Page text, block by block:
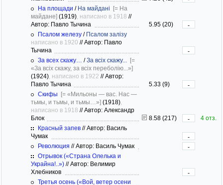
На площади / На майдані [= На
майдане] (1919) , написано в 1918 //
Автор: Павло Тычина
5.95 (20)
-
Псалом железу / Псалом залізу
написано в 1920 //Автор: Павло
Тычина
-
За всех скажу…
/За всіх скажу...
[=
«За всіх скажу, за всіх переболію...»]
(1924) , написано в 1922 //Автор:
Павло Тычина
5.33 (9)
-
Скифы [= «Мильоны — вас. Нас —
тьмы, и тьмы, и тьмы…»] (1918)
написано в 1918 //Автор: Александр
Блок
8.58 (217) -
4 отз.
Красный запев //Автор: Василь
Чумак
-
Революция //Автор: Василь Чумак
-
Отрывок («Страна Олелька и
Украйна!..») //Автор: Велимир
Хлебников
-
Третья осень («Вой, ветер осени